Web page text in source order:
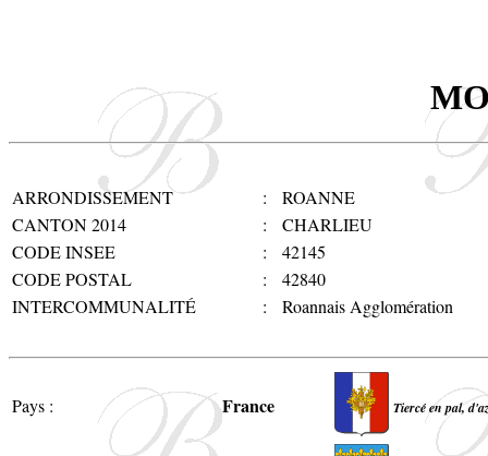
ARRONDISSEMENT :
ROANNE
CANTON 2014
:
CHARLIEU
CODE INSEE
:
42145
CODE POSTAL
:
42840
INTERCOMMUNALITÉ
: Roannais Agglomération
Pays : France Tiercé en pal,